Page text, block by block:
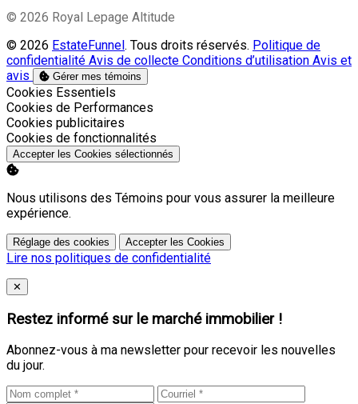
© 2026 Royal Lepage Altitude
© 2026 EstateFunnel. Tous droits réservés. Politique de
confidentialité Avis de collecte Conditions d’utilisation Avis et
avis
Gérer mes témoins
Activer
Cookies Essentiels
Activer
Cookies de Performances
Activer
Cookies publicitaires
Activer
Cookies de fonctionnalités
Accepter les Cookies sélectionnés
Nous utilisons des Témoins pour vous assurer la meilleure
expérience.
Réglage des cookies Accepter les Cookies
Lire nos politiques de confidentialité
Close
✕
Restez informé sur le marché immobilier !
Abonnez-vous à ma newsletter pour recevoir les nouvelles
du jour.